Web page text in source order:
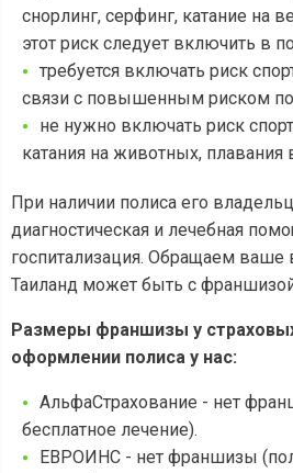
снорлинг, серфинг, катание на
этот риск следует включить в
требуется включать риск
связи с повышенным риском
не нужно включать риск
катания на животных, плавания
При наличии полиса его
диагностическая и лечебная
госпитализация. Обращаем ваше
Таиланд может быть с
Размеры франшизы у
оформлении полиса у нас:
АльфаСтрахование - нет
бесплатное лечение).
ЕВРОИНС - нет франшизы